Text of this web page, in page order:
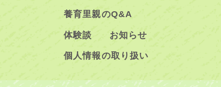
養育里親のQ&A
体験談 お知らせ
個人情報の取り扱い